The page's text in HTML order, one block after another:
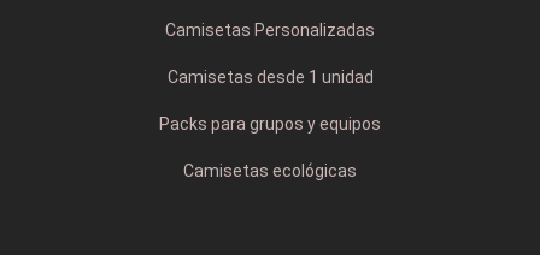
Camisetas Personalizadas
Camisetas desde 1 unidad
Packs para grupos y equipos
Camisetas ecológicas